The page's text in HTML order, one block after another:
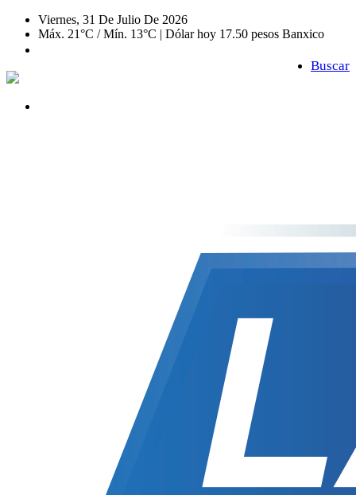
Viernes, 31 De Julio De 2026
Máx. 21°C / Mín. 13°C | Dólar hoy 17.50 pesos Banxico
Buscar